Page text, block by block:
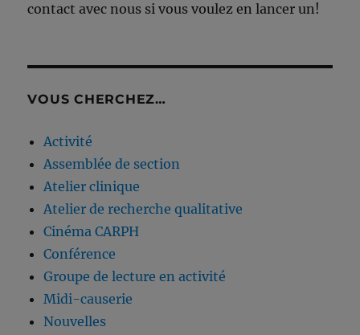
contact avec nous si vous voulez en lancer un!
VOUS CHERCHEZ…
Activité
Assemblée de section
Atelier clinique
Atelier de recherche qualitative
Cinéma CARPH
Conférence
Groupe de lecture en activité
Midi-causerie
Nouvelles